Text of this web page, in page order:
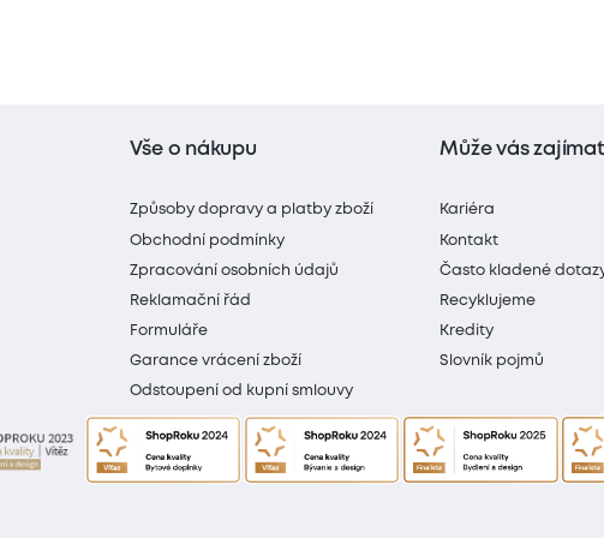
Vše o nákupu
Způsoby dopravy a platby zboží
Obchodní podmínky
Zpracování osobních údajů
Reklamační řád
Formuláře
Garance vrácení zboží
Odstoupení od kupní smlouvy
Může vás zajímat
Kariéra
Kontakt
Často kladené
Recyklujeme
Kredity
Slovník pojmů